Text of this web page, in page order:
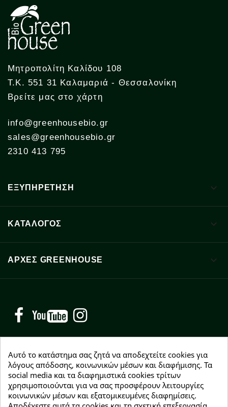
Μητροπολίτη Καλίδου 108
Τ.Κ. 551 31 Καλαμαριά - Θεσσαλονίκη
Βρείτε μας στο χάρτη
info@greenhousebio.gr
sales@greenhousebio.gr
2310 413 795
ΕΞΥΠΗΡΕΤΗΣΗ 
ΚΑΤΑΛΟΓΟΣ 
ΑΡΧΈΣ GREENHOUSE 
Facebook YouTube
NEWSLETTER
Εγγραφείτε δωρεάν και θα είστε οι πρώτοι που θα
λάβετε τα νέα μας γύρω από προσφορές, εκπτώσεις
Αυτό το κατάστημα σας ζητά να αποδεχτείτε cookies για
λόγους απόδοσης, κοινωνικών μέσων και διαφήμισης. Τα
social media και τα διαφημιστικά cookies τρίτων
χρησιμοποιούνται για να σας προσφέρουν λειτουργίες
κοινωνικών μέσων και εξατομικευμένες διαφημίσεις.